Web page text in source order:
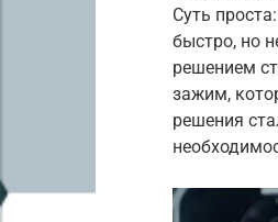
Суть
быстро, но
решением
зажим,
решения